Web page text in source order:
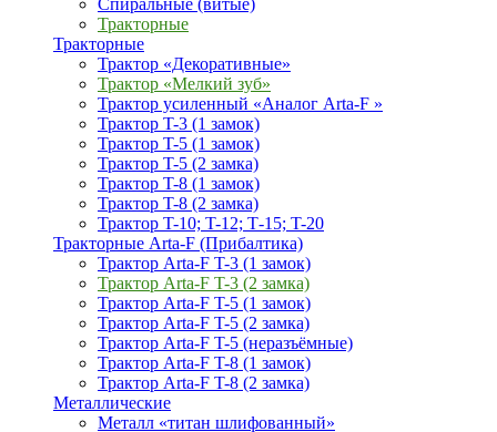
Спиральные (витые)
Тракторные
Тракторные
Трактор «Декоративные»
Трактор «Мелкий зуб»
Трактор усиленный «Аналог Arta-F »
Трактор T-3 (1 замок)
Трактор T-5 (1 замок)
Трактор T-5 (2 замка)
Трактор T-8 (1 замок)
Трактор T-8 (2 замка)
Трактор T-10; T-12; Т-15; T-20
Тракторные Arta-F (Прибалтика)
Трактор Arta-F T-3 (1 замок)
Трактор Arta-F T-3 (2 замка)
Трактор Arta-F T-5 (1 замок)
Трактор Arta-F T-5 (2 замка)
Трактор Arta-F T-5 (неразъёмные)
Трактор Arta-F T-8 (1 замок)
Трактор Arta-F T-8 (2 замка)
Металлические
Металл «титан шлифованный»